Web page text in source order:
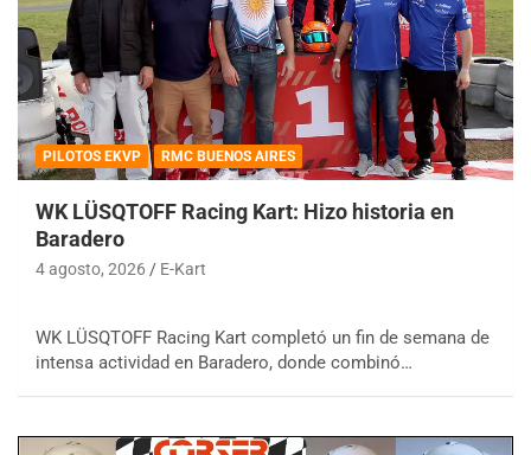
PILOTOS EKVP RMC BUENOS AIRES
WK LÜSQTOFF Racing Kart: Hizo historia en
Baradero
4 agosto, 2026 E-Kart
WK LÜSQTOFF Racing Kart completó un fin de semana de
intensa actividad en Baradero, donde combinó…